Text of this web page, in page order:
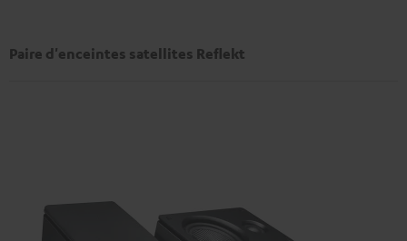
Paire d'enceintes satellites Reflekt